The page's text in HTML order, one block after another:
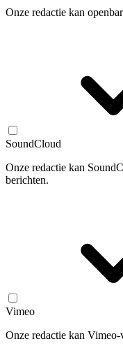
Onze redactie kan
SoundCloud
Onze redactie kan
berichten.
Vimeo
Onze redactie kan